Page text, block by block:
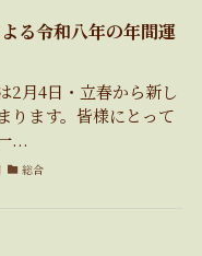
る令和八年の年間運
2月4日・立春から新し
ります。皆様にとって
...
総合